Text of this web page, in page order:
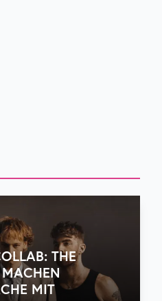
THE
MIT